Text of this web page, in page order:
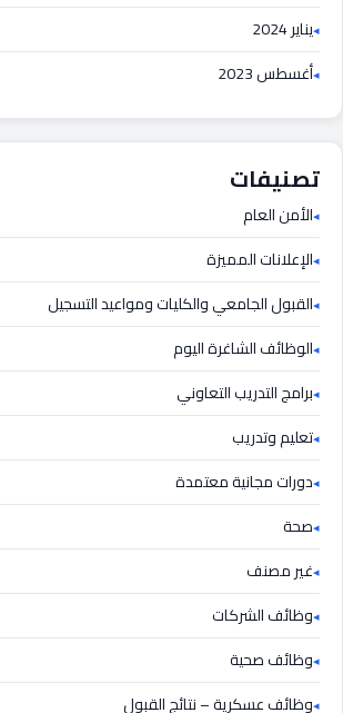
يناير 2024
أغسطس 2023
تصنيفات
الأمن العام
الإعلانات المميزة
القبول الجامعي والكليات ومواعيد التسجيل
الوظائف الشاغرة اليوم
برامج التدريب التعاوني
تعليم وتدريب
دورات مجانية معتمدة
صحة
غير مصنف
وظائف الشركات
وظائف صحية
وظائف عسكرية – نتائج القبول